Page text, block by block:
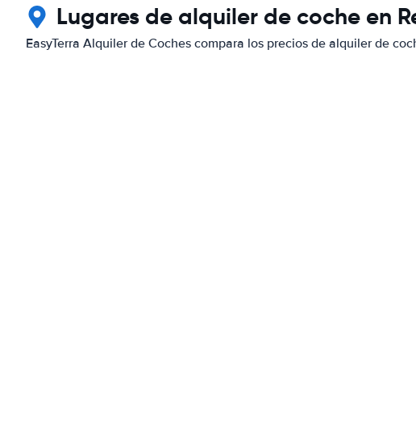
Lugares de alquiler de coche en
EasyTerra Alquiler de Coches compara los precios de alquiler de